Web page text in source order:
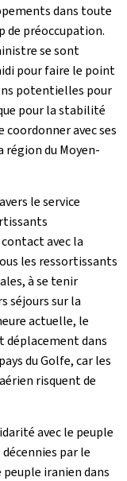
dans toute
de préoccupation.
se sont
pour faire le point
potentielles pour
pour la stabilité
coordonner avec ses
région du Moyen-
le service
avec la
les ressortissants
à se tenir
séjours sur la
actuelle, le
dans
du Golfe, car les
risquent de
avec le peuple
par le
iranien dans